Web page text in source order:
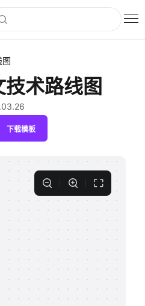
图
术路线图
下载模板